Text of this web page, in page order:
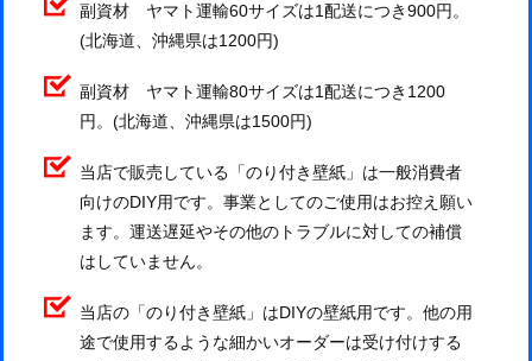
副資材 ヤマト運輸60サイズは1配送につき900円。
(北海道、沖縄県は1200円)
副資材 ヤマト運輸80サイズは1配送につき1200
円。(北海道、沖縄県は1500円)
当店で販売している「のり付き壁紙」は一般消費者
向けのDIY用です。事業としてのご使用はお控え願い
ます。運送遅延やその他のトラブルに対しての補償
はしていません。
当店の「のり付き壁紙」はDIYの壁紙用です。他の用
途で使用するような細かいオーダーは受け付けする